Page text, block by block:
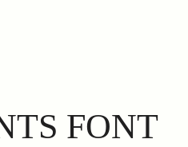
FONT